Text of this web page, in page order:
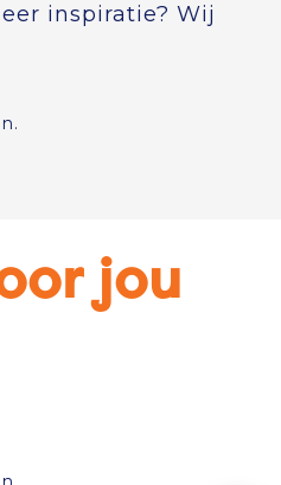
inspiratie? Wij
jou